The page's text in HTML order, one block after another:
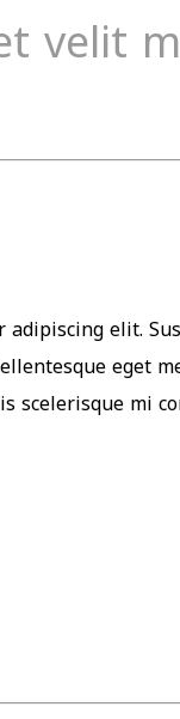
velit
elit.
eget
scelerisque mi